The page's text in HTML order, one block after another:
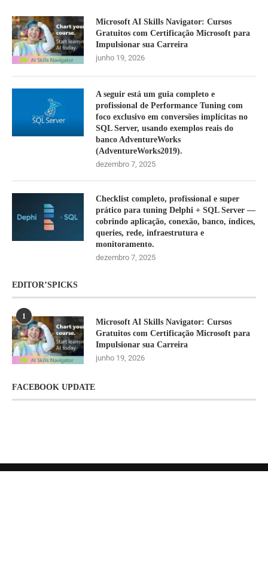
Microsoft AI Skills Navigator: Cursos
Gratuitos com Certificação Microsoft para
Impulsionar sua Carreira
junho 19, 2026
A seguir está um guia completo e
profissional de Performance Tuning com
foco exclusivo em conversões implícitas no
SQL Server, usando exemplos reais do
banco AdventureWorks
(AdventureWorks2019).
dezembro 7, 2025
Checklist completo, profissional e super
prático para tuning Delphi + SQL Server —
cobrindo aplicação, conexão, banco, índices,
queries, rede, infraestrutura e
monitoramento.
dezembro 7, 2025
EDITOR’SPICKS
1
Microsoft AI Skills Navigator: Cursos
Gratuitos com Certificação Microsoft para
Impulsionar sua Carreira
junho 19, 2026
FACEBOOK UPDATE